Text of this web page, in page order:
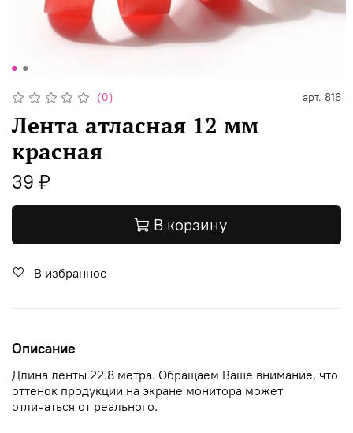
(0) арт. 816
Лента атласная 12 мм
красная
39 ₽
В корзину
В избранное
Описание
Длина ленты 22.8 метра. Обращаем Ваше внимание, что
оттенок продукции на экране монитора может
отличаться от реального.